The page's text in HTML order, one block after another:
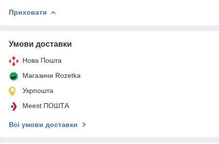
Приховати
Умови доставки
Нова Пошта
Магазини Rozetka
Укрпошта
Meest ПОШТА
Всі умови доставки